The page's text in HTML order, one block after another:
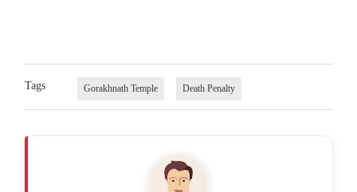
Tags Gorakhnath Temple Death Penalty